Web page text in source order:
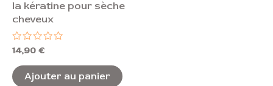
la kératine pour sèche
cheveux
Note
sur
5
14,90 €
Ajouter au panier